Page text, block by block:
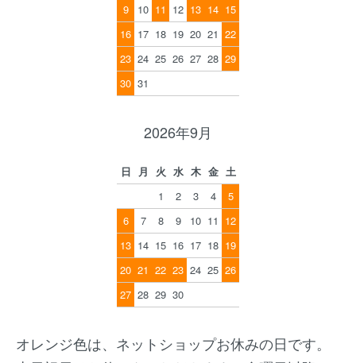
9
10 11 12 13 14 15
16 17 18 19 20 21 22
23 24 25 26 27 28 29
30 31
2026年9月
日 月 火 水 木 金 土
1
2 3 4
5
6
7 8 9 10 11 12
13 14 15 16 17 18 19
20 21 22 23 24 25 26
27 28 29 30
オレンジ色は、ネットショップお休みの日です。